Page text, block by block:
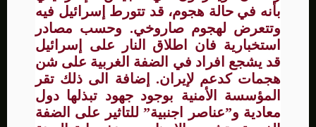
بأنه في حالة هجوم، قد تتورط إسرائيل فيه
وتتعرض لهجوم صاروخي. وحسب مصادر
استخبارية فان اطلاق النار على إسرائيل
قد يشجع افراد في الضفة الغربية على شن
هجمات كدعم لإيران. إضافة الى ذلك تقر
المؤسسة الأمنية بوجود جهود تبذلها دول
معادية و”عناصر اجنبية” للتاثير على الضفة